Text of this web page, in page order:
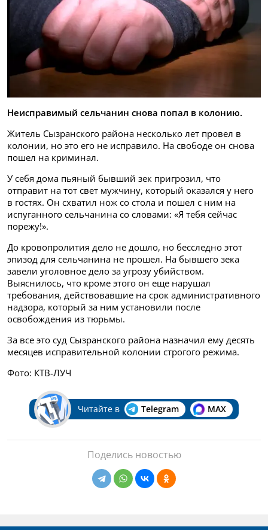
Неисправимый сельчанин снова попал в колонию.
Житель Сызранского района несколько лет провел в
колонии, но это его не исправило. На свободе он снова
пошел на криминал.
У себя дома пьяный бывший зек пригрозил, что
отправит на тот свет мужчину, который оказался у него
в гостях. Он схватил нож со стола и пошел с ним на
испуганного сельчанина со словами: «Я тебя сейчас
порежу!».
До кровопролития дело не дошло, но бесследно этот
эпизод для сельчанина не прошел. На бывшего зека
завели уголовное дело за угрозу убийством.
Выяснилось, что кроме этого он еще нарушал
требования, действовавшие на срок административного
надзора, который за ним установили после
освобождения из тюрьмы.
За все это суд Сызранского района назначил ему десять
месяцев исправительной колонии строгого режима.
Фото: КТВ-ЛУЧ
Читайте в Telegram MAX
Поделись новостью